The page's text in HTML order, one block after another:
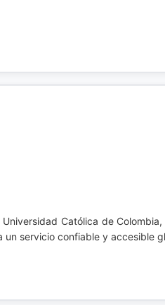
Católica de
servicio confiable y accesible